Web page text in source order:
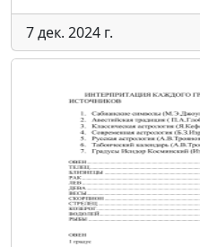
7 дек. 2024 г.